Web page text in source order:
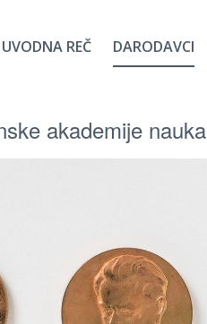
UVODNA REČ DARODAVCI
akademije nauka